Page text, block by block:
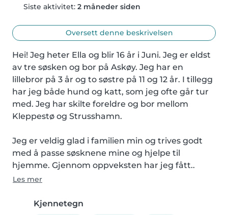
Siste aktivitet: 2 måneder siden
Oversett denne beskrivelsen
Hei! Jeg heter Ella og blir 16 år i Juni. Jeg er eldst
av tre søsken og bor på Askøy. Jeg har en
lillebror på 3 år og to søstre på 11 og 12 år. I tillegg
har jeg både hund og katt, som jeg ofte går tur
med. Jeg har skilte foreldre og bor mellom
Kleppestø og Strusshamn.
Jeg er veldig glad i familien min og trives godt
med å passe søsknene mine og hjelpe til
hjemme. Gjennom oppveksten har jeg fått..
Les mer
Kjennetegn